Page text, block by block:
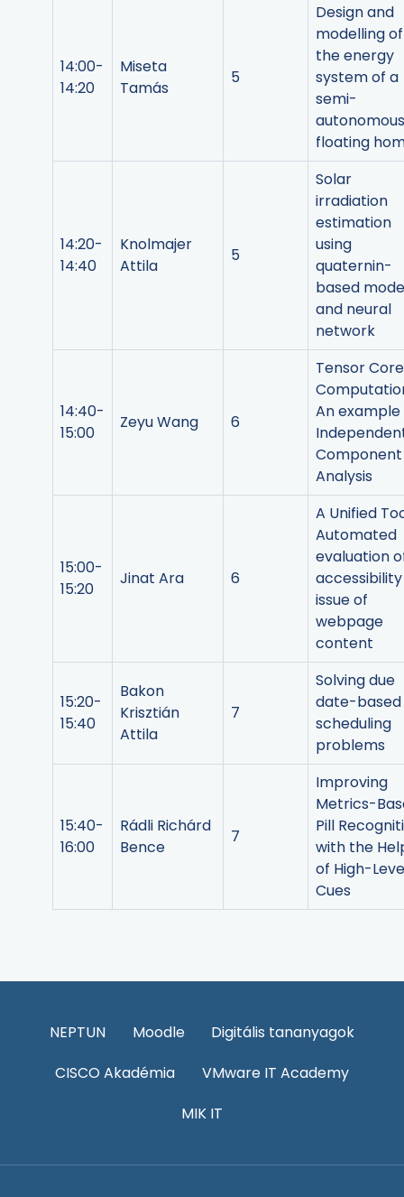
14:00-
14:20
Miseta
Tamás
5
Design and
modelling of
the energy
system of a
semi-
autonomous
floating
14:20-
14:40
Knolmajer
Attila
5
Solar
irradiation
estimation
using
quaternin-
based
and neural
network
14:40-
15:00
Zeyu Wang 6
Tensor Core
An example
Component
Analysis
15:00-
15:20
Jinat Ara 6
A Unified
Automated
evaluation
accessibility
issue of
webpage
content
15:20-
15:40
Bakon
Krisztián
Attila
7
Solving due
date-based
scheduling
problems
15:40-
16:00
Rádli Richárd
Bence
7
Improving
Metrics-
Pill
with the
of High-
Cues
NEPTUN Moodle
Digitális tananyagok
CISCO Akadémia
VMware IT Academy
MIK IT